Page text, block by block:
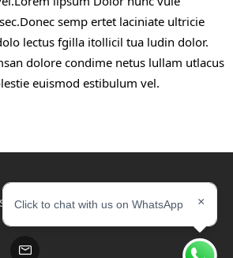
Click to chat with us on WhatsApp ×
semp ertet laciniate ultricie
lectus fgilla itollicil tua ludin dolor.
dolore condime netus lullam utlacus
euismod estibulum vel.